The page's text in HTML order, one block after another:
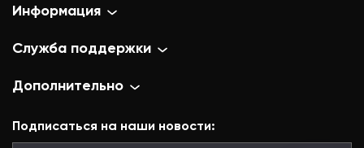
Информация
Служба поддержки
Дополнительно
Подписаться на наши новости: